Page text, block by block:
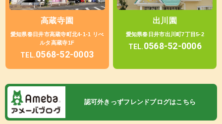
高蔵寺園
愛知県春日井市高蔵寺町北4-1-1 リべ
ルタ高蔵寺1F
TEL.0568-52-0003
出川園
愛知県春日井市出川町7丁目5-2
TEL.0568-52-0006
認可外きっずフレンドブログはこちら